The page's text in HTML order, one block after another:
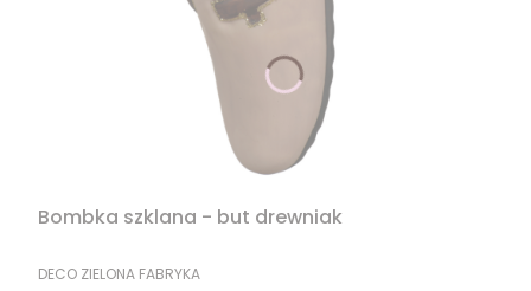
Bombka szklana - but drewniak
PRODUCENT
DECO ZIELONA FABRYKA